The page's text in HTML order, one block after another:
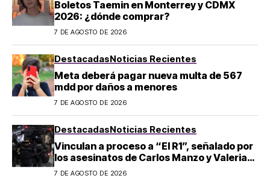
Boletos Taemin en Monterrey y CDMX
2026: ¿dónde comprar?
7 DE AGOSTO DE 2026
DestacadasNoticias Recientes
Meta deberá pagar nueva multa de 567
mdd por daños a menores
7 DE AGOSTO DE 2026
DestacadasNoticias Recientes
Vinculan a proceso a “El R1”, señalado por
los asesinatos de Carlos Manzo y Valeria
Márquez
7 DE AGOSTO DE 2026